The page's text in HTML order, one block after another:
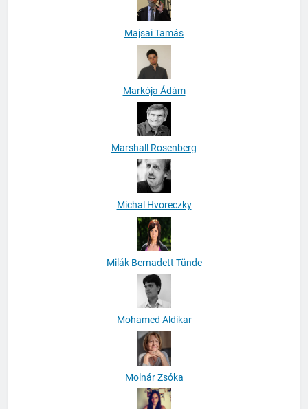
Majsai Tamás
Markója Ádám
Marshall Rosenberg
Michal Hvoreczky
Milák Bernadett Tünde
Mohamed Aldikar
Molnár Zsóka